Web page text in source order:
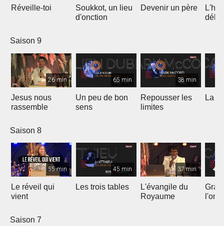
Réveille-toi
Soukkot, un lieu
d'onction
Devenir un père
Saison 9
26 min
Jesus nous
rassemble
65 min
Un peu de bon
sens
38 min
Repousser les
limites
La
Saison 8
55 min
Le réveil qui
vient
45 min
Les trois tables
37 min
L'évangile du
Royaume
Saison 7